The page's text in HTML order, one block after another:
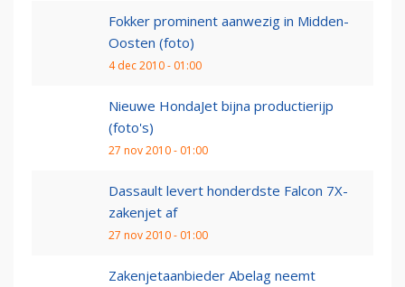
Fokker prominent aanwezig in Midden-
Oosten (foto)
4 dec 2010 - 01:00
Nieuwe HondaJet bijna productierijp
(foto's)
27 nov 2010 - 01:00
Dassault levert honderdste Falcon 7X-
zakenjet af
27 nov 2010 - 01:00
Zakenjetaanbieder Abelag neemt